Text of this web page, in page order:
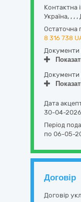
Контактна
Україна, , , ,
Остаточна
8 316 738
Документи
Документи
Дата
30-04-
Період
по 06-05-
Договір
Договір